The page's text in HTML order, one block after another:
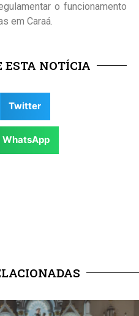
o funcionamento
em Caraá.
ESTA NOTÍCIA
Twitter
WhatsApp